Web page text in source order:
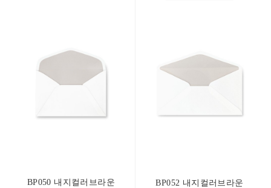
BP050 내지컬러브라운
BP052 내지컬러브라운